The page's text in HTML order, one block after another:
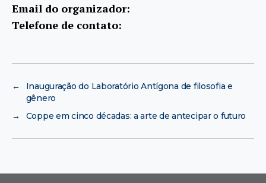
Email do organizador:
Telefone de contato:
←
Inauguração do Laboratório Antígona de filosofia e
gênero
→
Coppe em cinco décadas: a arte de antecipar o futuro